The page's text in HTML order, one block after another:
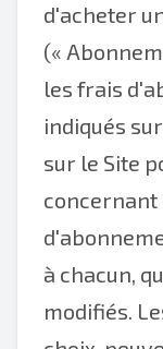
d'acheter
(«
les frais
indiqués
sur le Site
à chacun,
modifiés.